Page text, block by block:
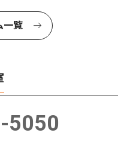
一覧
5050